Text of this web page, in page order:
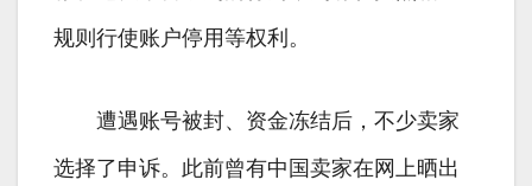
规则行使账户停用等权利。
遭遇账号被封、资金冻结后，不少卖家
选择了申诉。此前曾有中国卖家在网上晒出